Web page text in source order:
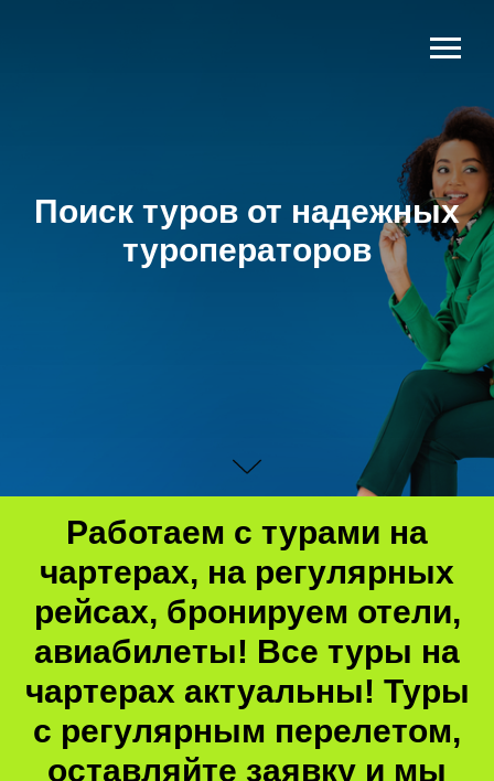
Поиск туров от надежных
туроператоров
Работаем с турами на
чартерах, на регулярных
рейсах, бронируем отели,
авиабилеты! Все туры на
чартерах актуальны! Туры
с регулярным перелетом,
оставляйте заявку и мы